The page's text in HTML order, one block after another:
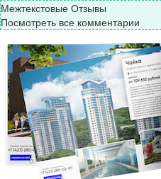
Межтекстовые Отзывы
Посмотреть все комментарии